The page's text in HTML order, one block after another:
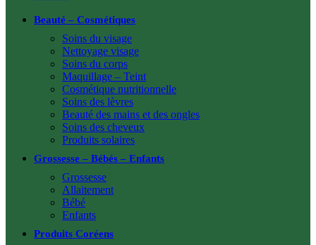
Beauté – Cosmétiques
Soins du visage
Nettoyage visage
Soins du corps
Maquillage – Teint
Cosmétique nutritionnelle
Soins des lèvres
Beauté des mains et des ongles
Soins des cheveux
Produits solaires
Grossesse – Bébés – Enfants
Grossesse
Allaitement
Bébé
Enfants
Produits Coréens